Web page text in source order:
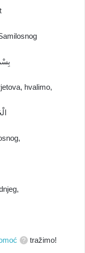
hvalimo,
tražimo!